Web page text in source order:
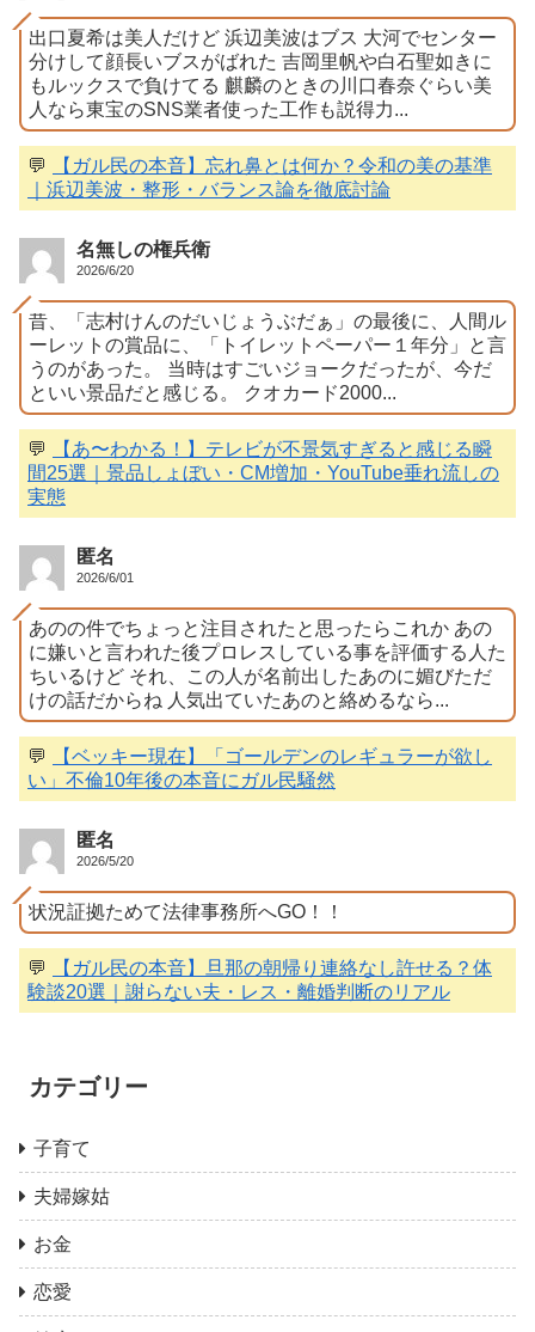
出口夏希は美人だけど 浜辺美波はブス 大河でセンター
分けして顔長いブスがばれた 吉岡里帆や白石聖如きに
もルックスで負けてる 麒麟のときの川口春奈ぐらい美
人なら東宝のSNS業者使った工作も説得力...
💬
【ガル民の本音】忘れ鼻とは何か？令和の美の基準
｜浜辺美波・整形・バランス論を徹底討論
名無しの権兵衛
2026/6/20
昔、「志村けんのだいじょうぶだぁ」の最後に、人間ル
ーレットの賞品に、「トイレットペーパー１年分」と言
うのがあった。 当時はすごいジョークだったが、今だ
といい景品だと感じる。 クオカード2000...
💬
【あ〜わかる！】テレビが不景気すぎると感じる瞬
間25選｜景品しょぼい・CM増加・YouTube垂れ流しの
実態
匿名
2026/6/01
あのの件でちょっと注目されたと思ったらこれか あの
に嫌いと言われた後プロレスしている事を評価する人た
ちいるけど それ、この人が名前出したあのに媚びただ
けの話だからね 人気出ていたあのと絡めるなら...
💬
【ベッキー現在】「ゴールデンのレギュラーが欲し
い」不倫10年後の本音にガル民騒然
匿名
2026/5/20
状況証拠ためて法律事務所へGO！！
💬
【ガル民の本音】旦那の朝帰り連絡なし許せる？体
験談20選｜謝らない夫・レス・離婚判断のリアル
カテゴリー
子育て
夫婦嫁姑
お金
恋愛